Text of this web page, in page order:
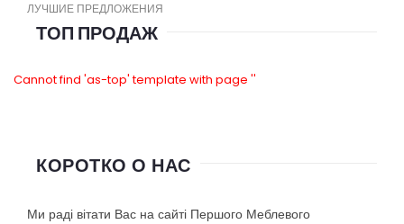
ЛУЧШИЕ ПРЕДЛОЖЕНИЯ
ТОП ПРОДАЖ
Cannot find 'as-top' template with page ''
КОРОТКО О НАС
Ми раді вітати Вас на сайті Першого Меблевого